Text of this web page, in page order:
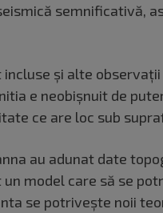
semnificativă,
și alte
e neobișnuit de
ce are loc sub
au adunat date
model care să se
se potrivește noii